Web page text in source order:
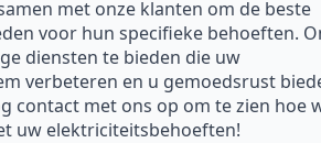
met onze klanten om de beste
voor hun specifieke behoeften.
diensten te bieden die uw
verbeteren en u gemoedsrust
contact met ons op om te zien hoe
uw elektriciteitsbehoeften!